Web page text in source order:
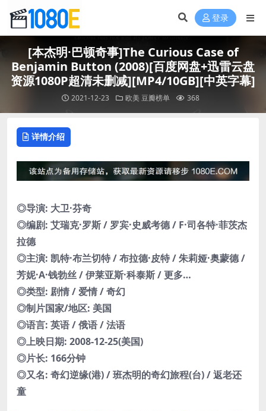
登录
[本杰明·巴顿奇事]The Curious Case of
Benjamin Button (2008)[百度网盘+迅雷云盘
资源1080P超清未删减][MP4/10GB][中英字幕]
2021-12-23 欧美豆瓣榜单 368
详情介绍
◎导演: 大卫·芬奇
◎编剧: 艾瑞克·罗斯 / 罗宾·史威考德 / F·司各特·菲茨杰
拉德
◎主演: 凯特·布兰切特 / 布拉德·皮特 / 朱莉娅·奥蒙德 /
芳妮·A·钱勃丝 / 伊莱亚斯·科泰斯 / 更多…
◎类型: 剧情 / 爱情 / 奇幻
◎制片国家/地区: 美国
◎语言: 英语 / 俄语 / 法语
◎上映日期: 2008-12-25(美国)
◎片长: 166分钟
◎又名: 奇幻逆缘(港) / 班杰明的奇幻旅程(台) / 返老还
童